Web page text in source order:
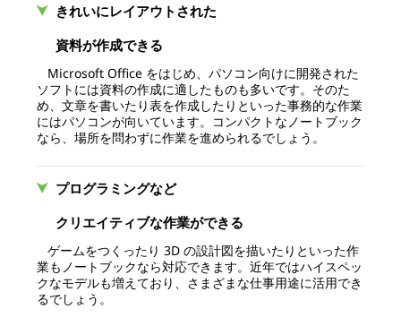
きれいにレイアウトされた
資料が作成できる
Microsoft Office をはじめ、パソコン向けに開発された
ソフトには資料の作成に適したものも多いです。そのた
め、文章を書いたり表を作成したりといった事務的な作業
にはパソコンが向いています。コンパクトなノートブック
なら、場所を問わずに作業を進められるでしょう。
プログラミングなど
クリエイティブな作業ができる
ゲームをつくったり 3D の設計図を描いたりといった作
業もノートブックなら対応できます。近年ではハイスペッ
クなモデルも増えており、さまざまな仕事用途に活用でき
るでしょう。